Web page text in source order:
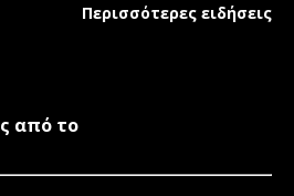
Περισσότερες ειδήσεις
από το